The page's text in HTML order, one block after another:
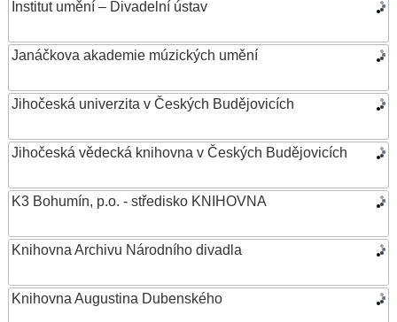
Institut umění – Divadelní ústav
Janáčkova akademie múzických umění
Jihočeská univerzita v Českých Budějovicích
Jihočeská vědecká knihovna v Českých Budějovicích
K3 Bohumín, p.o. - středisko KNIHOVNA
Knihovna Archivu Národního divadla
Knihovna Augustina Dubenského